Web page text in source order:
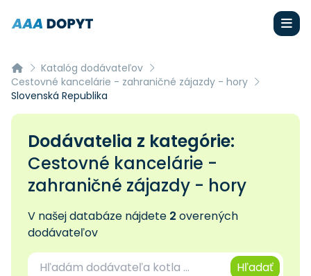
Katalóg dodávateľov
Cestovné kancelárie - zahraničné zájazdy - hory
Slovenská Republika
Dodávatelia z kategórie:
Cestovné kancelárie -
zahraničné zájazdy - hory
V našej databáze nájdete 2 overených
dodávateľov
Hľadať